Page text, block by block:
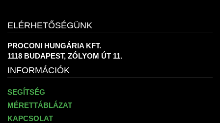
ELÉRHETŐSÉGÜNK
PROCONI HUNGÁRIA KFT.
1118 BUDAPEST, ZÓLYOM ÚT 11.
INFORMÁCIÓK
SEGÍTSÉG
MÉRETTÁBLÁZAT
KAPCSOLAT